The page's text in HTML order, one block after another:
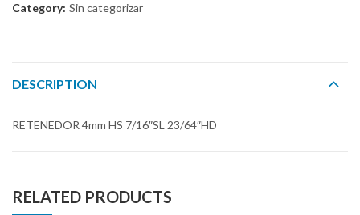
Category: Sin categorizar
DESCRIPTION
RETENEDOR 4mm HS 7/16″SL 23/64″HD
RELATED PRODUCTS